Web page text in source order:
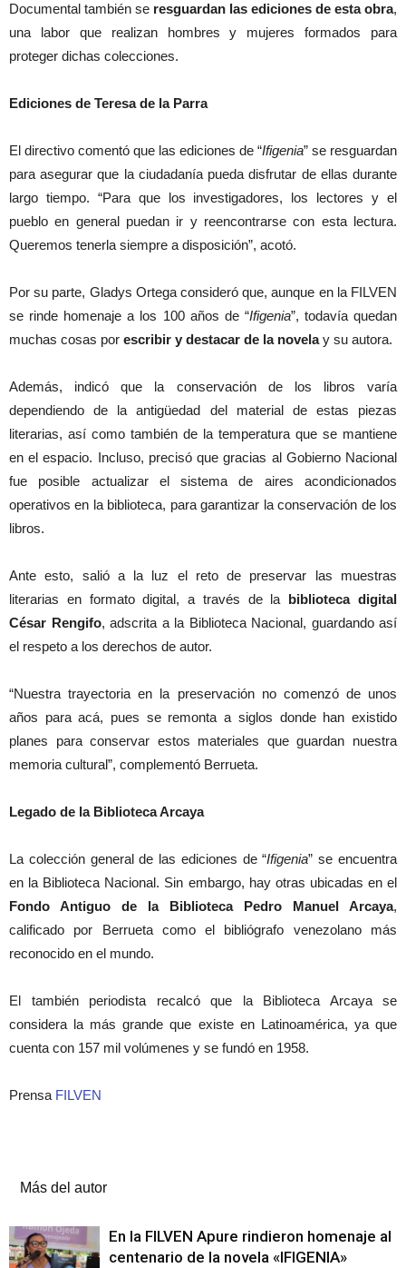
Documental también se resguardan las ediciones de esta obra,
una labor que realizan hombres y mujeres formados para
proteger dichas colecciones.
Ediciones de Teresa de la Parra
El directivo comentó que las ediciones de “Ifigenia” se resguardan
para asegurar que la ciudadanía pueda disfrutar de ellas durante
largo tiempo. “Para que los investigadores, los lectores y el
pueblo en general puedan ir y reencontrarse con esta lectura.
Queremos tenerla siempre a disposición”, acotó.
Por su parte, Gladys Ortega consideró que, aunque en la FILVEN
se rinde homenaje a los 100 años de “Ifigenia”, todavía quedan
muchas cosas por escribir y destacar de la novelay su autora.
Además, indicó que la conservación de los libros varía
dependiendo de la antigüedad del material de estas piezas
literarias, así como también de la temperatura que se mantiene
en el espacio. Incluso, precisó que gracias al Gobierno Nacional
fue posible actualizar el sistema de aires acondicionados
operativos en la biblioteca, para garantizar la conservación de los
libros.
Ante esto, salió a la luz el reto de preservar las muestras
literarias en formato digital, a través de la biblioteca digital
César Rengifo, adscrita a la Biblioteca Nacional, guardando así
el respeto a los derechos de autor.
“Nuestra trayectoria en la preservación no comenzó de unos
años para acá, pues se remonta a siglos donde han existido
planes para conservar estos materiales que guardan nuestra
memoria cultural”, complementó Berrueta.
Legado de la Biblioteca Arcaya
La colección general de las ediciones de “Ifigenia” se encuentra
en la Biblioteca Nacional. Sin embargo, hay otras ubicadas en el
Fondo Antiguo de la Biblioteca Pedro Manuel Arcaya,
calificado por Berrueta como el bibliógrafo venezolano más
reconocido en el mundo.
El también periodista recalcó que la Biblioteca Arcaya se
considera la más grande que existe en Latinoamérica, ya que
cuenta con 157 mil volúmenes y se fundó en 1958.
Prensa FILVEN
Más del autor
En la FILVEN Apure rindieron homenaje al
centenario de la novela «IFIGENIA»